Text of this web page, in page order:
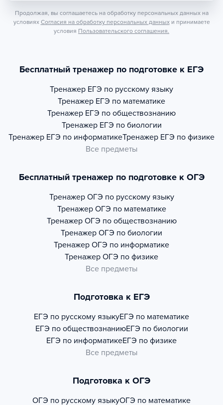
Продолжая, вы соглашаетесь на обработку персональных данных на
условиях Согласия на обработку персональных данных и принимаете
условия Пользовательского соглашения.
Бесплатный тренажер по подготовке к ЕГЭ
Тренажер ЕГЭ по русскому языку
Тренажер ЕГЭ по математике
Тренажер ЕГЭ по обществознанию
Тренажер ЕГЭ по биологии
Тренажер ЕГЭ по информатикеТренажер ЕГЭ по физике
Все предметы
Бесплатный тренажер по подготовке к ОГЭ
Тренажер ОГЭ по русскому языку
Тренажер ОГЭ по математике
Тренажер ОГЭ по обществознанию
Тренажер ОГЭ по биологии
Тренажер ОГЭ по информатике
Тренажер ОГЭ по физике
Все предметы
Подготовка к ЕГЭ
ЕГЭ по русскому языкуЕГЭ по математике
ЕГЭ по обществознаниюЕГЭ по биологии
ЕГЭ по информатикеЕГЭ по физике
Все предметы
Подготовка к ОГЭ
ОГЭ по русскому языкуОГЭ по математике